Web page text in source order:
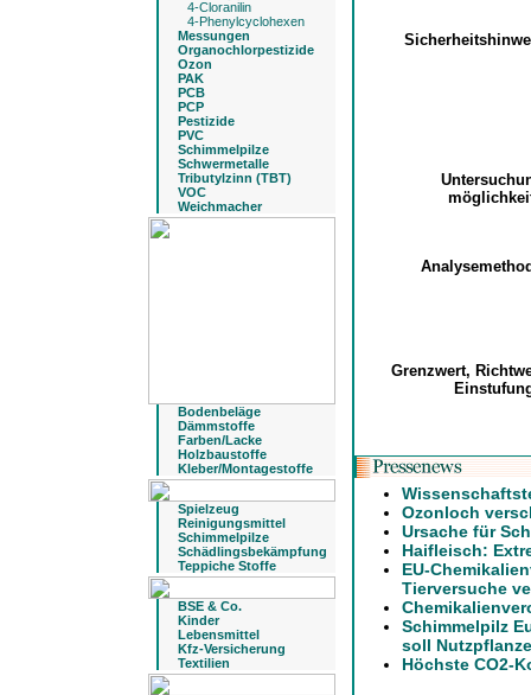
4-Cloranilin
4-Phenylcyclohexen
Messungen
Organochlorpestizide
Ozon
PAK
PCB
PCP
Pestizide
PVC
Schimmelpilze
Schwermetalle
Tributylzinn (TBT)
VOC
Weichmacher
Bodenbeläge
Dämmstoffe
Farben/Lacke
Holzbaustoffe
Kleber/Montagestoffe
Spielzeug
Reinigungsmittel
Schimmelpilze
Schädlingsbekämpfung
Teppiche Stoffe
BSE & Co.
Kinder
Lebensmittel
Kfz-Versicherung
Textilien
Grenzwert,
Ozonloch
Ursache für
Haifleisch:
EU-
Tierversuche
Schimmelpilz
soll
Höchste CO2-